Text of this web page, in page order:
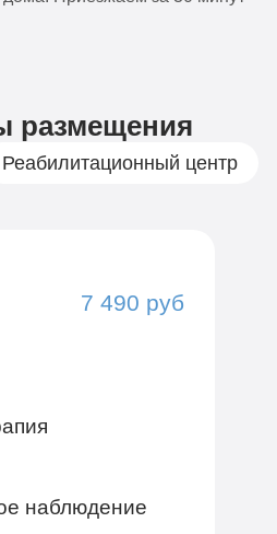
размещения
Реабилитационный центр
7 490 руб
наблюдение